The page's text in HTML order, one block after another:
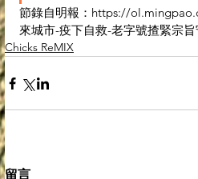
節錄自明報：https://
來城市-疫下自救-老字號揸緊宗
Chicks ReMIX
留言